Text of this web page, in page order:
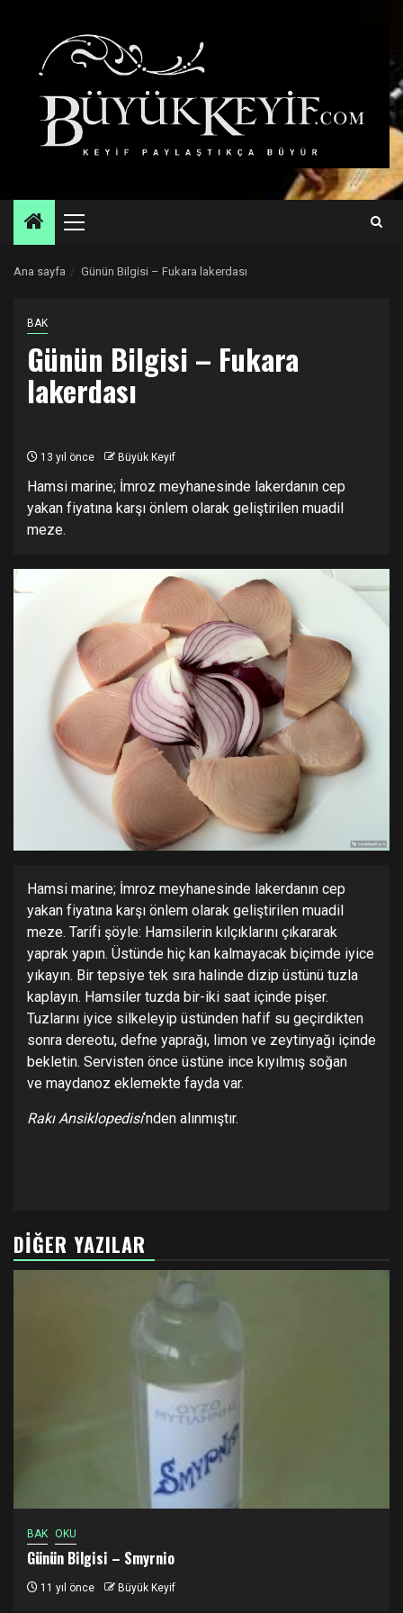
Primary
Ana sayfa Günün Bilgisi – Fukara lakerdası
BAK
Günün Bilgisi – Fukara
lakerdası
13 yıl önce Büyük Keyif
Hamsi marine; İmroz meyhanesinde lakerdanın cep
yakan fiyatına karşı önlem olarak geliştirilen muadil
meze.
Hamsi marine; İmroz meyhanesinde lakerdanın cep
yakan fiyatına karşı önlem olarak geliştirilen muadil
meze. Tarifi şöyle: Hamsilerin kılçıklarını çıkararak
yaprak yapın. Üstünde hiç kan kalmayacak biçimde iyice
yıkayın. Bir tepsiye tek sıra halinde dizip üstünü tuzla
kaplayın. Hamsiler tuzda bir-iki saat içinde pişer.
Tuzlarını iyice silkeleyip üstünden hafif su geçirdikten
sonra dereotu, defne yaprağı, limon ve zeytinyağı içinde
bekletin. Servisten önce üstüne ince kıyılmış soğan
ve maydanoz eklemekte fayda var.
Rakı Ansiklopedisi‘nden alınmıştır.
DIĞER YAZILAR
BAK OKU
Günün Bilgisi – Smyrnio
11 yıl önce Büyük Keyif